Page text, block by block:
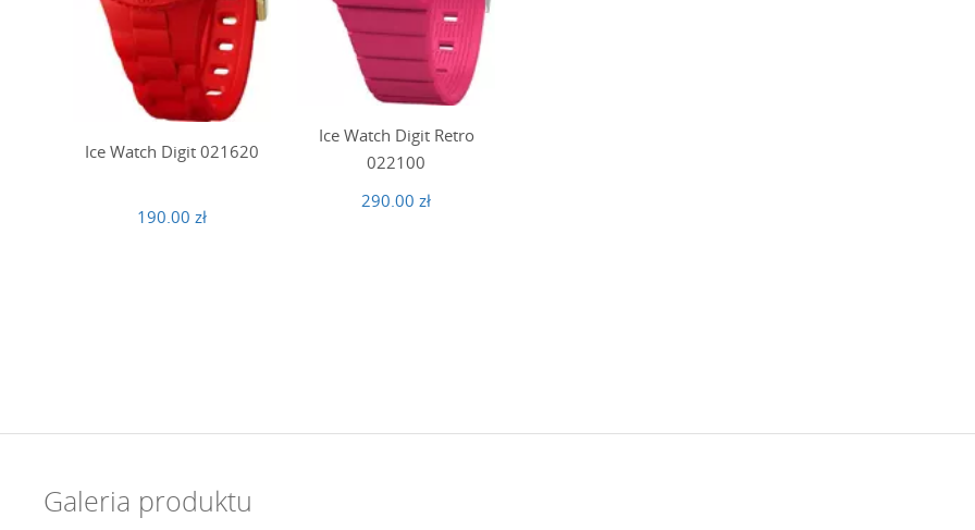
Ice Watch Digit 021620
190.00 zł
Ice Watch Digit Retro
022100
290.00 zł
Galeria produktu